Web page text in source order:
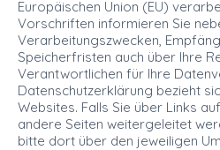
Europäischen Union (EU)
Vorschriften informieren Sie
Verarbeitungszwecken,
Speicherfristen auch über Ihre
Verantwortlichen für Ihre
Datenschutzerklärung bezieht
Websites. Falls Sie über Links
andere Seiten weitergeleitet
bitte dort über den jeweiligen